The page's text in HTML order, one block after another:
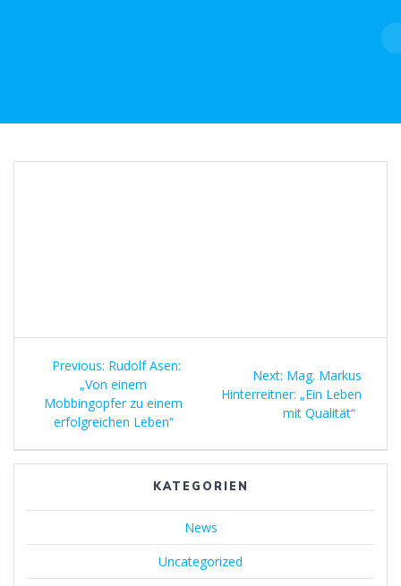
Beitragsnavigation
Previous: Previous
post:
Rudolf Asen:
„Von einem
Mobbingopfer zu einem
erfolgreichen Leben“
Next: Next
post:
Mag. Markus
Hinterreitner: „Ein Leben
mit Qualität“
KATEGORIEN
News
Uncategorized